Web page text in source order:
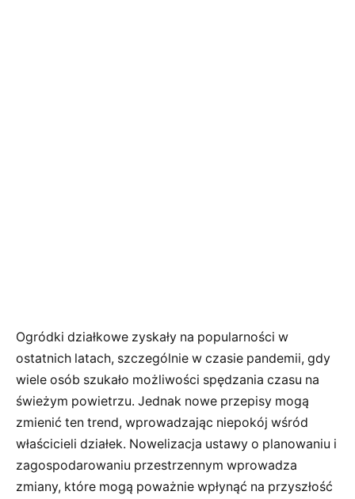
Ogródki działkowe zyskały na popularności w
ostatnich latach, szczególnie w czasie pandemii, gdy
wiele osób szukało możliwości spędzania czasu na
świeżym powietrzu. Jednak nowe przepisy mogą
zmienić ten trend, wprowadzając niepokój wśród
właścicieli działek. Nowelizacja ustawy o planowaniu i
zagospodarowaniu przestrzennym wprowadza
zmiany, które mogą poważnie wpłynąć na przyszłość